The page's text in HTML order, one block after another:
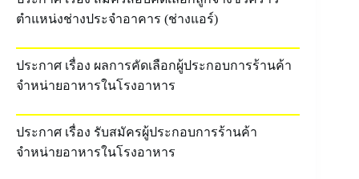
ตำแหน่งช่างประจำอาคาร (ช่างแอร์)
ประกาศ เรื่อง ผลการคัดเลือกผู้ประกอบการร้านค้า
จำหน่ายอาหารในโรงอาหาร
ประกาศ เรื่อง รับสมัครผู้ประกอบการร้านค้า
จำหน่ายอาหารในโรงอาหาร